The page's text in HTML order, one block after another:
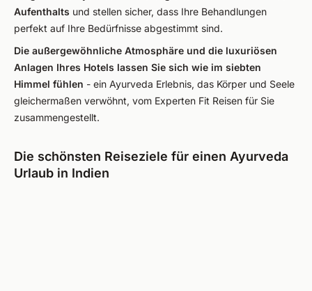
Aufenthalts und stellen sicher, dass Ihre Behandlungen
perfekt auf Ihre Bedürfnisse abgestimmt sind.
Die außergewöhnliche Atmosphäre und die luxuriösen
Anlagen Ihres Hotels lassen Sie sich wie im siebten
Himmel fühlen - ein Ayurveda Erlebnis, das Körper und Seele
gleichermaßen verwöhnt, vom Experten Fit Reisen für Sie
zusammengestellt.
Die schönsten Reiseziele für einen Ayurveda
Urlaub in Indien